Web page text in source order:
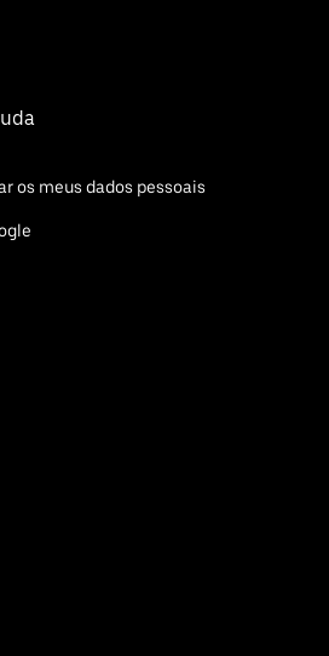
os meus dados pessoais